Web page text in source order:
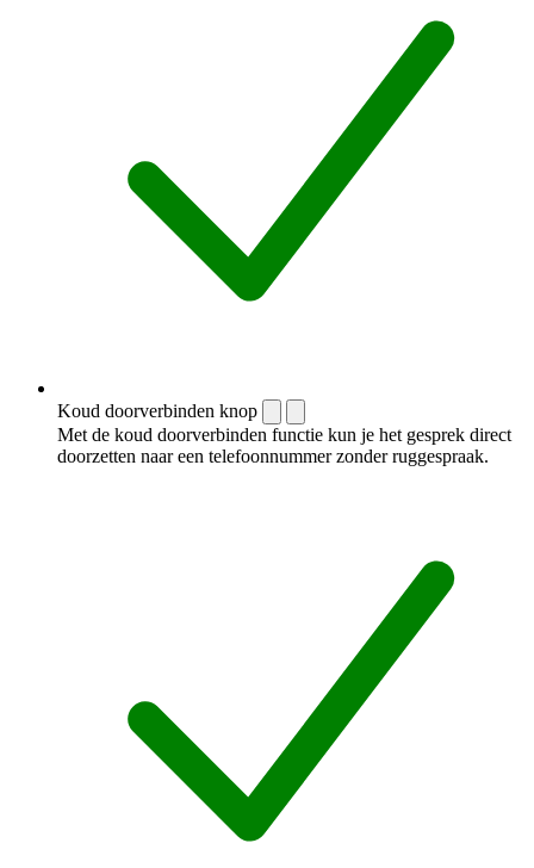
Koud doorverbinden knop
Met de koud doorverbinden functie kun je het gesprek direct
doorzetten naar een telefoonnummer zonder ruggespraak.